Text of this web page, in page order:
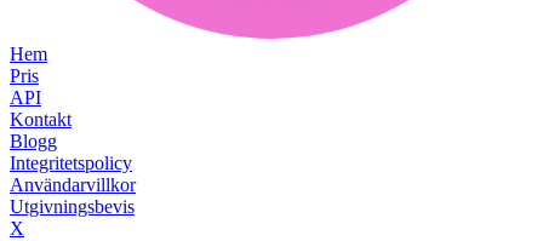
Hem
Pris
API
Kontakt
Blogg
Integritetspolicy
Användarvillkor
Utgivningsbevis
X